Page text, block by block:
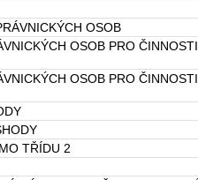
OSOB
OSOB PRO ČINNOSTI
OSOB PRO ČINNOSTI
TŘÍDU 2